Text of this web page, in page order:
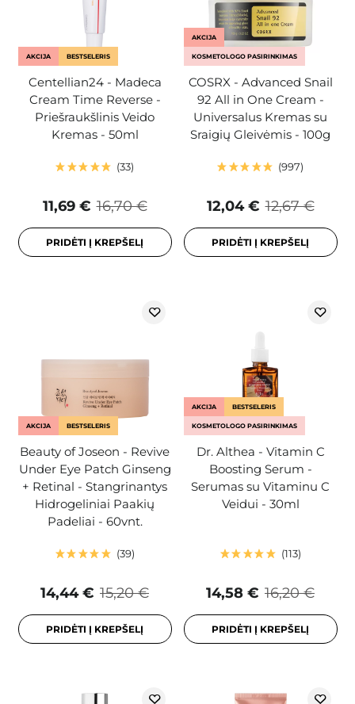
AKCIJA BESTSELERIS
Centellian24 - Madeca
Cream Time Reverse -
Priešraukšlinis Veido
Kremas - 50ml
33
16,70 €
11,69 €
PRIDĖTI Į KREPŠELĮ
AKCIJA
KOSMETOLOGO PASIRINKIMAS
COSRX - Advanced Snail
92 All in One Cream -
Universalus Kremas su
Sraigių Gleivėmis - 100g
997
12,67 €
12,04 €
PRIDĖTI Į KREPŠELĮ
AKCIJA BESTSELERIS
Beauty of Joseon - Revive
Under Eye Patch Ginseng
+ Retinal - Stangrinantys
Hidrogeliniai Paakių
Padeliai - 60vnt.
39
15,20 €
14,44 €
PRIDĖTI Į KREPŠELĮ
AKCIJA BESTSELERIS
KOSMETOLOGO PASIRINKIMAS
Dr. Althea - Vitamin C
Boosting Serum -
Serumas su Vitaminu C
Veidui - 30ml
113
16,20 €
14,58 €
PRIDĖTI Į KREPŠELĮ